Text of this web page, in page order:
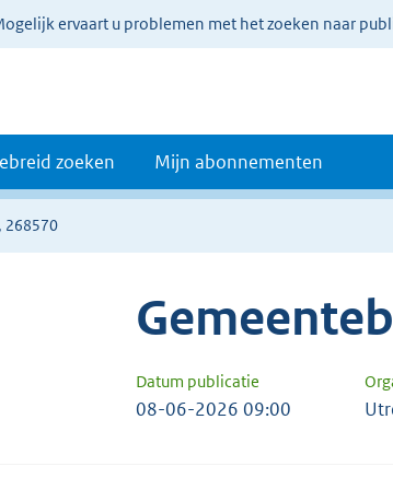
ervaart u problemen met het zoeken naar
zoeken Mijn abonnementen
268570
Datum publicatie
08-06-2026 09:00